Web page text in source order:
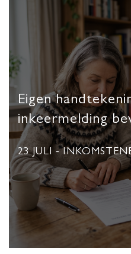
Eigen
inkeermelding
23 JULI -